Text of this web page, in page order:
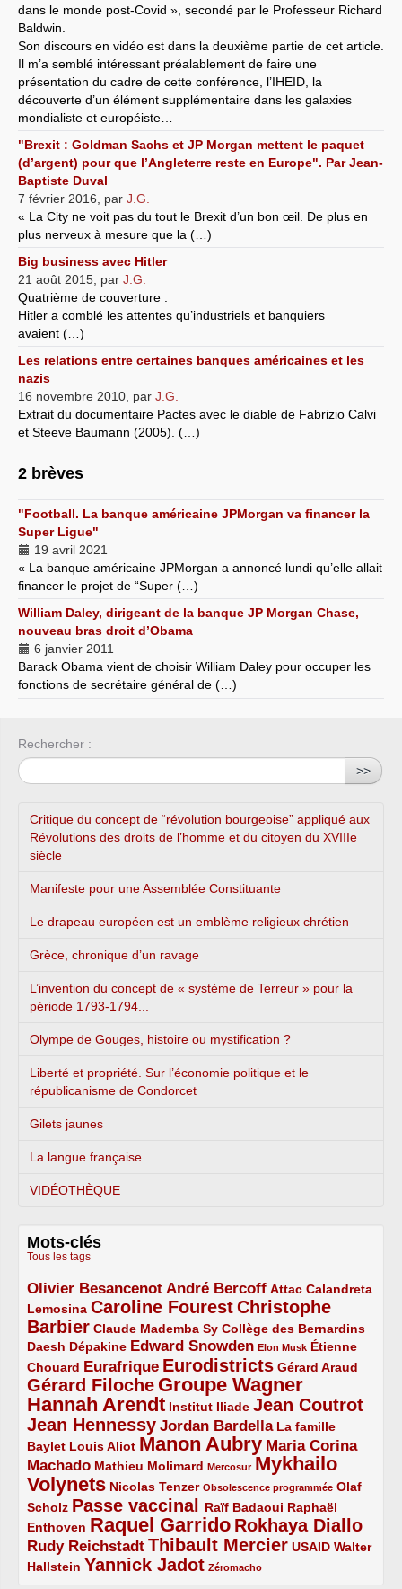
dans le monde post-Covid », secondé par le Professeur Richard
Baldwin.
Son discours en vidéo est dans la deuxième partie de cet article.
Il m’a semblé intéressant préalablement de faire une
présentation du cadre de cette conférence, l’IHEID, la
découverte d’un élément supplémentaire dans les galaxies
mondialiste et européiste…
"Brexit : Goldman Sachs et JP Morgan mettent le paquet
(d’argent) pour que l’Angleterre reste en Europe". Par Jean-
Baptiste Duval
7 février 2016
par J.G.
« La City ne voit pas du tout le Brexit d’un bon œil. De plus en
plus nerveux à mesure que la (…)
Big business avec Hitler
21 août 2015 par J.G.
Quatrième de couverture :
Hitler a comblé les attentes qu’industriels et banquiers
avaient (…)
Les relations entre certaines banques américaines et les
nazis
16 novembre 2010 par J.G.
Extrait du documentaire Pactes avec le diable de Fabrizio Calvi
et Steeve Baumann (2005). (…)
2 brèves
"Football. La banque américaine JPMorgan va financer la
Super Ligue"
19 avril 2021
« La banque américaine JPMorgan a annoncé lundi qu’elle allait
financer le projet de “Super (…)
William Daley, dirigeant de la banque JP Morgan Chase,
nouveau bras droit d’Obama
6 janvier 2011
Barack Obama vient de choisir William Daley pour occuper les
fonctions de secrétaire général de (…)
Rechercher :
>>
Critique du concept de “révolution bourgeoise” appliqué aux
Révolutions des droits de l’homme et du citoyen du XVIIIe
siècle
Manifeste pour une Assemblée Constituante
Le drapeau européen est un emblème religieux chrétien
Grèce, chronique d’un ravage
L’invention du concept de « système de Terreur » pour la
période 1793-1794...
Olympe de Gouges, histoire ou mystification ?
Liberté et propriété. Sur l’économie politique et le
républicanisme de Condorcet
Gilets jaunes
La langue française
VIDÉOTHÈQUE
Mots-clés
Tous les tags
Olivier Besancenot
3/5 André Bercoff
3/5 Attac
2/5
Calandreta
Lemosina
2/5 Caroline Fourest
4/5
Christophe
Barbier
4/5 Claude Mademba Sy
2/5 Collège des Bernardins
2/5
Daesh
2/5 Dépakine
2/5 Edward Snowden
3/5 Elon Musk
1/5
Étienne
Chouard
2/5 Eurafrique
3/5 Eurodistricts
4/5 Gérard Araud
2/5
Gérard Filoche
4/5 Groupe Wagner
5/5
Hannah Arendt
5/5 Institut Iliade
2/5 Jean Coutrot
4/5
Jean Hennessy
4/5 Jordan Bardella
3/5
La famille
Baylet
2/5 Louis Aliot
2/5 Manon Aubry
5/5
Maria Corina
Machado
3/5 Mathieu Molimard
2/5 Mercosur
1/5
Mykhailo
Volynets
5/5 Nicolas Tenzer
2/5 Obsolescence programmée
1/5
Olaf
Scholz
2/5 Passe vaccinal
4/5 Raïf Badaoui
2/5
Raphaël
Enthoven
2/5 Raquel Garrido
5/5 Rokhaya Diallo
4/5
Rudy Reichstadt
3/5 Thibault Mercier
4/5 USAID
2/5
Walter
Hallstein
2/5 Yannick Jadot
4/5 Zéromacho
1/5